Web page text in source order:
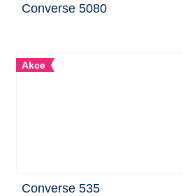
Converse 5080
Akce
Converse 535